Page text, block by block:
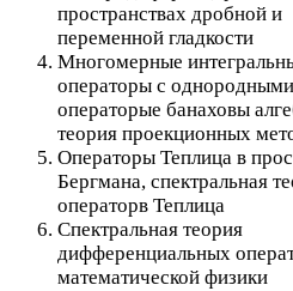
пространствах дробной и
переменной гладкости
Многомерные
операторы с
операторые банаховы
теория проекционных
Операторы Теплица в
Бергмана, спектральная
операторв Теплица
Спектральная теория
дифференциальных
математической физики